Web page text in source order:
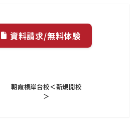
資料請求/無料体験
朝霞根岸台校＜新規開校
＞